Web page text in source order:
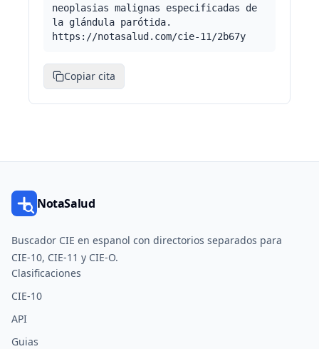
neoplasias malignas especificadas de
la glándula parótida.
https://notasalud.com/cie-11/2b67y
Copiar cita
NotaSalud
Buscador CIE en espanol con directorios separados para
CIE-10, CIE-11 y CIE-O.
Clasificaciones
CIE-10
API
Guias